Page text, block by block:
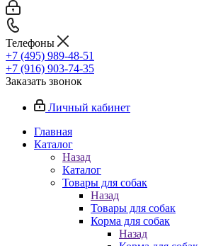
Телефоны
+7 (495) 989-48-51
+7 (916) 903-74-35
Заказать звонок
Личный кабинет
Главная
Каталог
Назад
Каталог
Товары для собак
Назад
Товары для собак
Корма для собак
Назад